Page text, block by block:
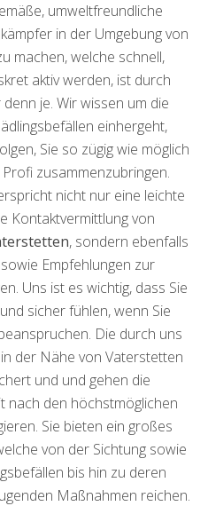
umweltfreundliche
in der Umgebung von
machen, welche schnell,
aktiv werden, ist durch
je. Wir wissen um die
einhergeht,
Sie so zügig wie möglich
zusammenzubringen.
nicht nur eine leichte
Kontaktvermittlung von
, sondern ebenfalls
Empfehlungen zur
Uns ist es wichtig, dass Sie
sicher fühlen, wenn Sie
Die durch uns
der Nähe von Vaterstetten
und und gehen die
nach den höchstmöglichen
Sie bieten ein großes
von der Sichtung sowie
bis hin zu deren
Maßnahmen reichen.